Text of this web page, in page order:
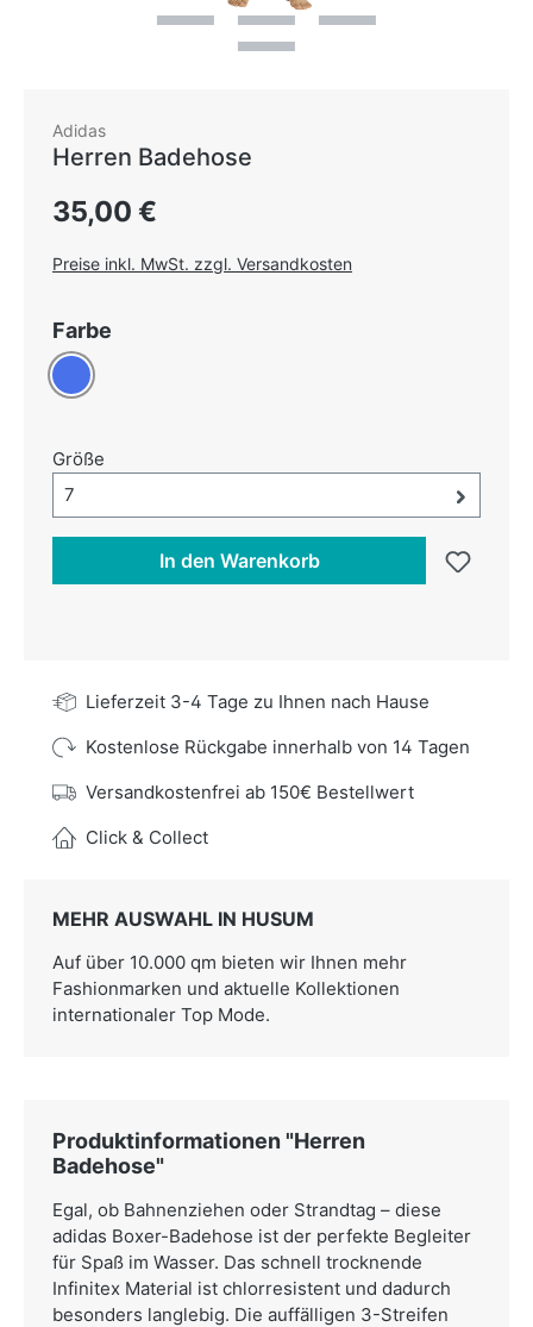
Adidas
Herren Badehose
Regulärer Preis:
35,00 €
Preise inkl. MwSt. zzgl. Versandkosten
Farbe
Blau
Größe
Größe-Auswahl öffnen, aktuell ausgewählt:
7
In den Warenkorb
Lieferzeit 3-4 Tage zu Ihnen nach Hause
Kostenlose Rückgabe innerhalb von 14 Tagen
Versandkostenfrei ab 150€ Bestellwert
Click & Collect
MEHR AUSWAHL IN HUSUM
Auf über 10.000 qm bieten wir Ihnen mehr
Fashionmarken und aktuelle Kollektionen
internationaler Top Mode.
Produktinformationen "Herren
Badehose"
Egal, ob Bahnenziehen oder Strandtag – diese
adidas Boxer-Badehose ist der perfekte Begleiter
für Spaß im Wasser. Das schnell trocknende
Infinitex Material ist chlorresistent und dadurch
besonders langlebig. Die auffälligen 3-Streifen